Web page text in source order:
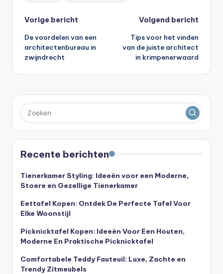
Bericht
navigatie
Vorige bericht
De voordelen van een
architectenbureau in
zwijndrecht
Volgend bericht
Tips voor het vinden
van de juiste architect
in krimpenerwaard
Recente berichten
Tienerkamer Styling: Ideeën voor een Moderne,
Stoere en Gezellige Tienerkamer
Eettafel Kopen: Ontdek De Perfecte Tafel Voor
Elke Woonstijl
Picknicktafel Kopen: Ideeën Voor Een Houten,
Moderne En Praktische Picknicktafel
Comfortabele Teddy Fauteuil: Luxe, Zachte en
Trendy Zitmeubels